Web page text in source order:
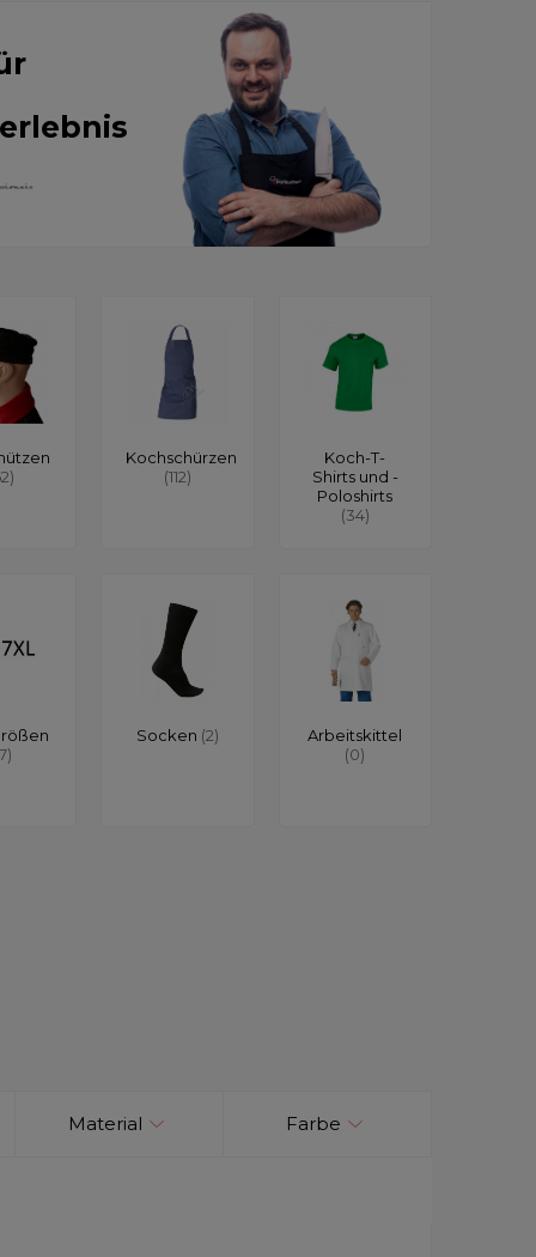
Kochschürzen
(112)
Koch-T-
Shirts und -
Poloshirts
(34)
Socken (2)
Arbeitskittel
(0)
Material Farbe